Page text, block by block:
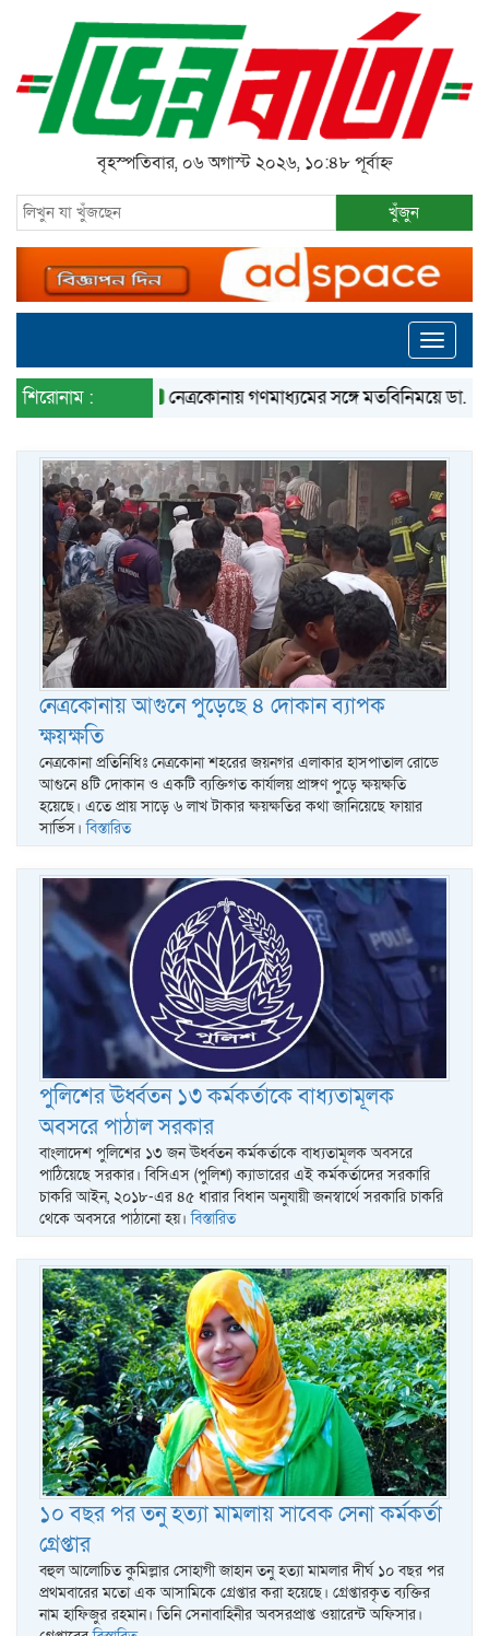
বৃহস্পতিবার, ০৬ অগাস্ট ২০২৬, ১০:৪৮ পূর্বাহ্ন
খুঁজুন
Toggle
শিরোনাম : নেত্রকোনায় গণমাধ্যমের সঙ্গে মতবিনিময়ে ডা.
নেত্রকোনায় আগুনে পুড়েছে ৪ দোকান ব্যাপক
ক্ষয়ক্ষতি
নেত্রকোনা প্রতিনিধিঃ নেত্রকোনা শহরের জয়নগর এলাকার হাসপাতাল রোডে
আগুনে ৪টি দোকান ও একটি ব্যক্তিগত কার্যালয় প্রাঙ্গণ পুড়ে ক্ষয়ক্ষতি
হয়েছে। এতে প্রায় সাড়ে ৬ লাখ টাকার ক্ষয়ক্ষতির কথা জানিয়েছে ফায়ার
সার্ভিস।বিস্তারিত
পুলিশের ঊর্ধ্বতন ১৩ কর্মকর্তাকে বাধ্যতামূলক
অবসরে পাঠাল সরকার
বাংলাদেশ পুলিশের ১৩ জন ঊর্ধ্বতন কর্মকর্তাকে বাধ্যতামূলক অবসরে
পাঠিয়েছে সরকার। বিসিএস (পুলিশ) ক্যাডারের এই কর্মকর্তাদের সরকারি
চাকরি আইন, ২০১৮-এর ৪৫ ধারার বিধান অনুযায়ী জনস্বার্থে সরকারি চাকরি
থেকে অবসরে পাঠানো হয়।বিস্তারিত
১০ বছর পর তনু হত্যা মামলায় সাবেক সেনা কর্মকর্তা
গ্রেপ্তার
বহুল আলোচিত কুমিল্লার সোহাগী জাহান তনু হত্যা মামলার দীর্ঘ ১০ বছর পর
প্রথমবারের মতো এক আসামিকে গ্রেপ্তার করা হয়েছে। গ্রেপ্তারকৃত ব্যক্তির
নাম হাফিজুর রহমান। তিনি সেনাবাহিনীর অবসরপ্রাপ্ত ওয়ারেন্ট অফিসার।